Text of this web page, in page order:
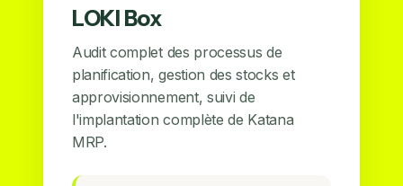
LOKI Box
Audit complet des processus de
planification, gestion des stocks et
approvisionnement, suivi de
l'implantation complète de Katana
MRP.